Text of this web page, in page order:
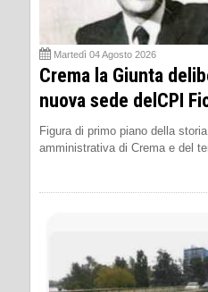
Martedì 04 Agosto 2026
Crema la Giunta
nuova sede delCPI
Figura di primo piano della
amministrativa di Crema e del